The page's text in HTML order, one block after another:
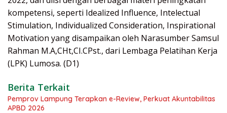
kompetensi, seperti Idealized Influence, Intelectual
Stimulation, Individualized Consideration, Inspirational
Motivation yang disampaikan oleh Narasumber Samsul
Rahman M.A,CHt,CI.CPst., dari Lembaga Pelatihan Kerja
(LPK) Lumosa. (D1)
Berita Terkait
Pemprov Lampung Terapkan e-Review, Perkuat Akuntabilitas
APBD 2026